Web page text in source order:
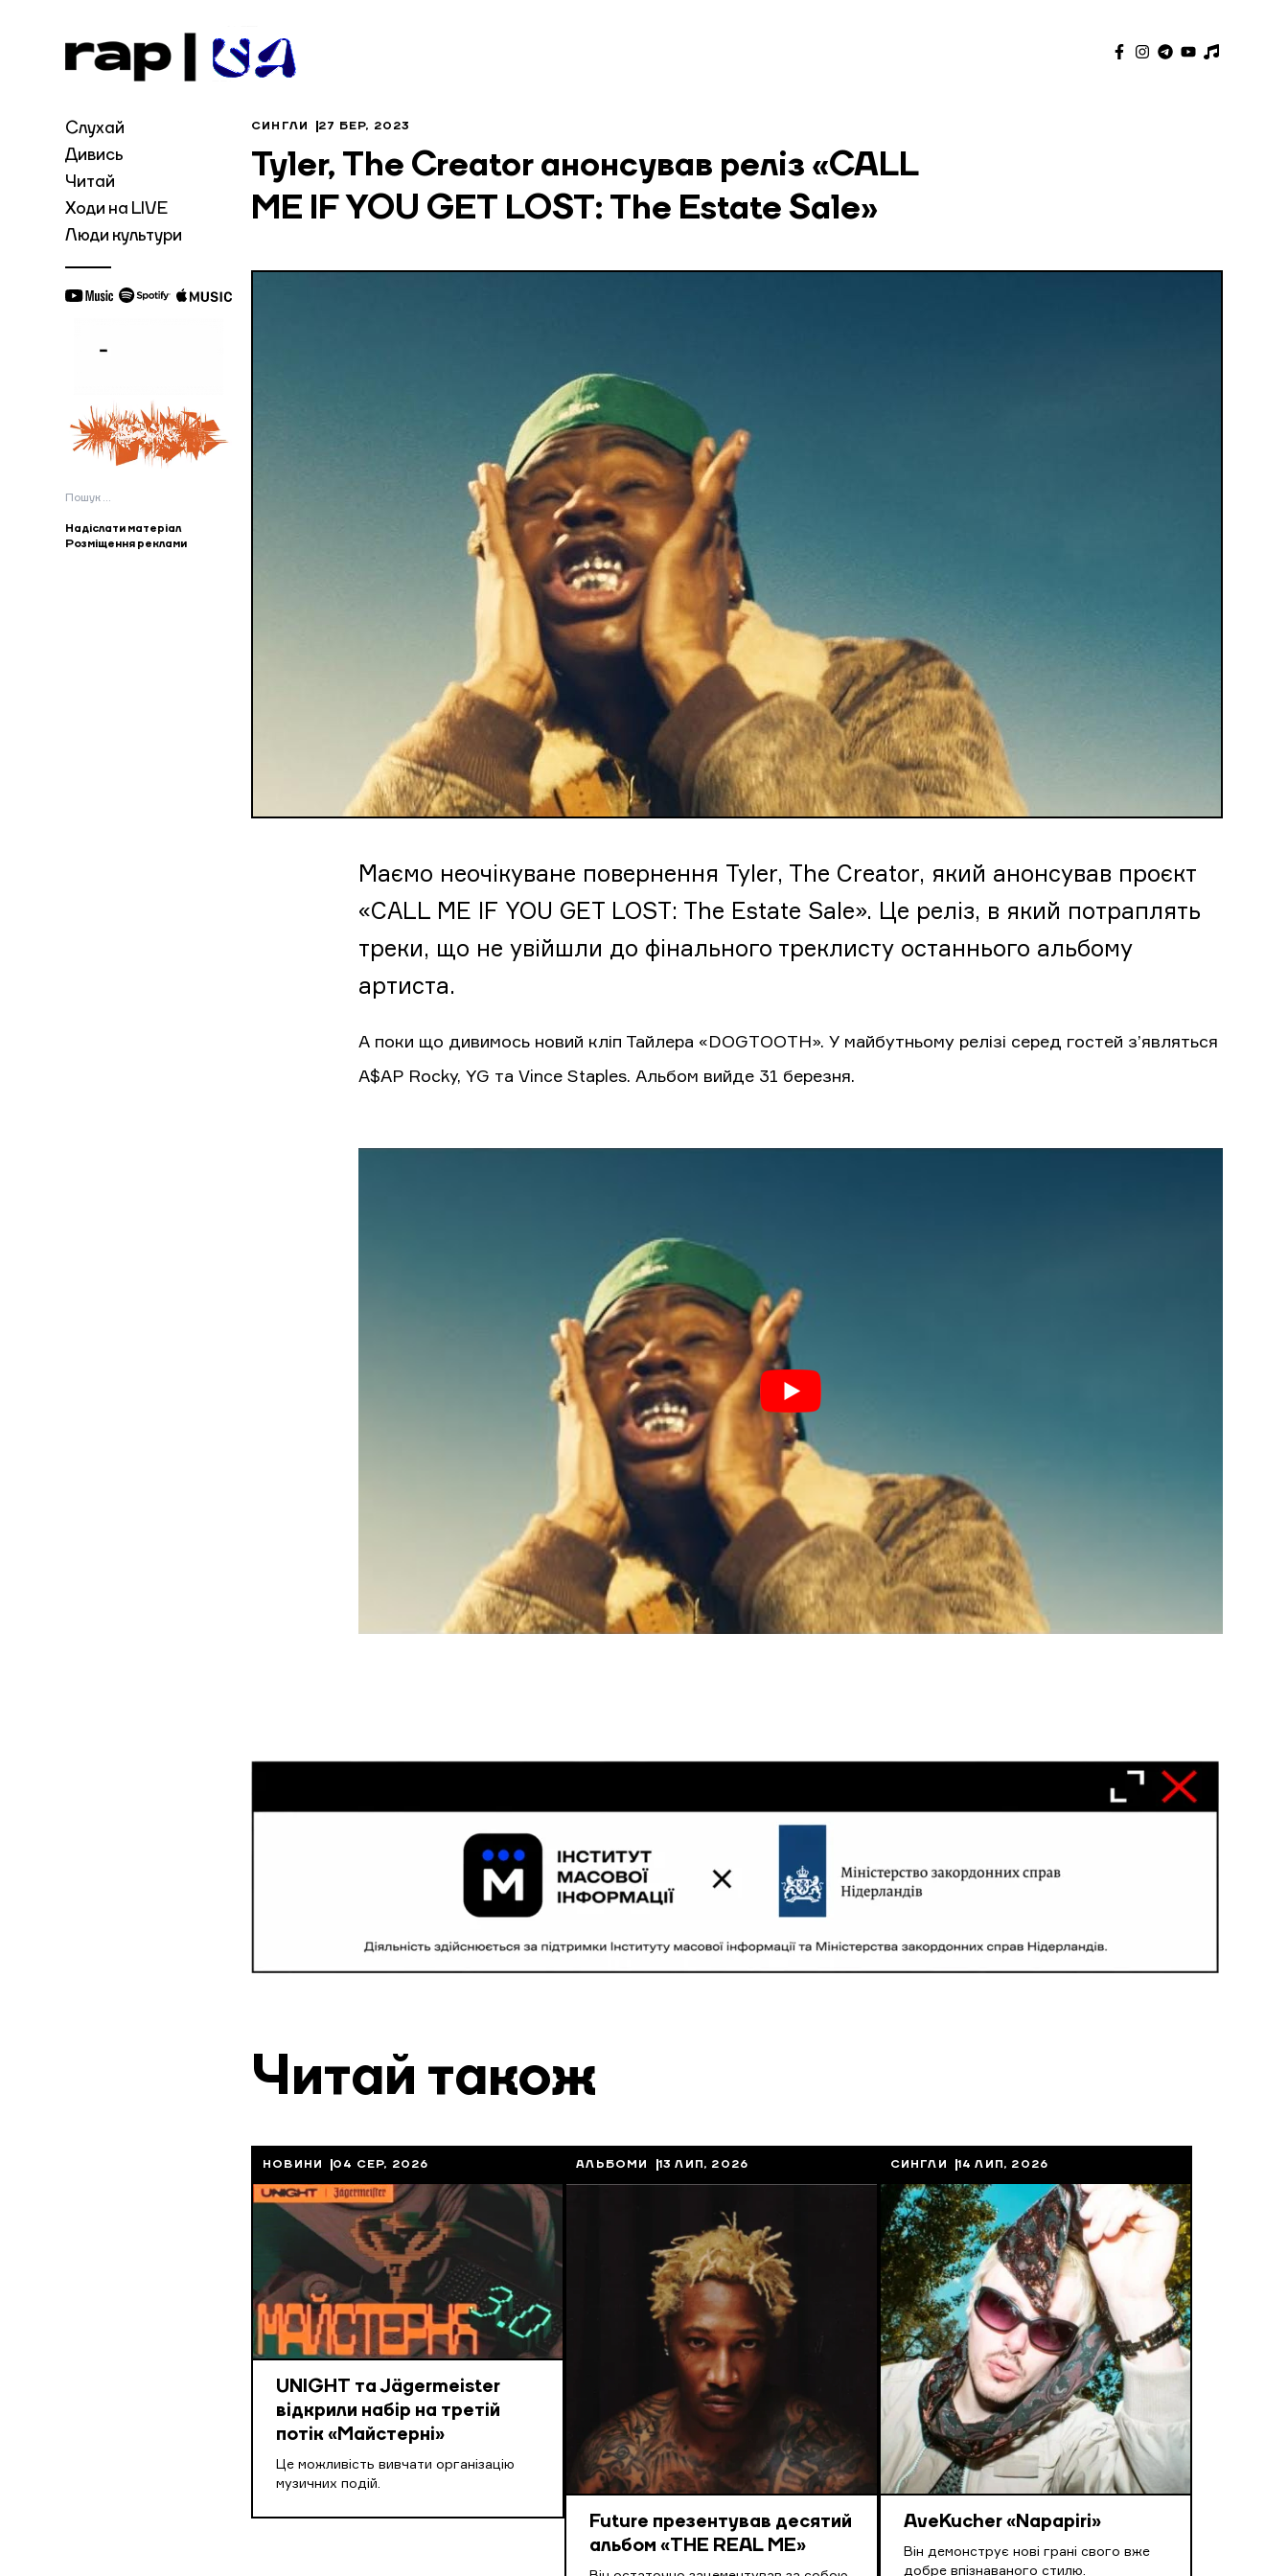
Слухай
Дивись
Читай
Ходи на LIVE
Люди культури
Пошук:
Надіслати матеріал
Розміщення реклами
СИНГЛИ 27 БЕР, 2023
Tyler, The Creator анонсував реліз «CALL
ME IF YOU GET LOST: The Estate Sale»
Маємо неочікуване повернення Tyler, The Creator, який анонсував проєкт
«CALL ME IF YOU GET LOST: The Estate Sale». Це реліз, в який потраплять
треки, що не увійшли до фінального треклисту останнього альбому
артиста.
А поки що дивимось новий кліп Тайлера «DOGTOOTH». У майбутньому релізі серед гостей з’являться
A$AP Rocky, YG та Vince Staples. Альбом вийде 31 березня.
Читай також
НОВИНИ 04 СЕР, 2026
UNIGHT та Jägermeister
відкрили набір на третій
потік «Майстерні»
Це можливість вивчати організацію
музичних подій.
АЛЬБОМИ 13 ЛИП, 2026
Future презентував десятий
альбом «THE REAL ME»
СИНГЛИ 14 ЛИП, 2026
AveKucher «Napapiri»
Він демонструє нові грані свого вже
добре впізнаваного стилю.